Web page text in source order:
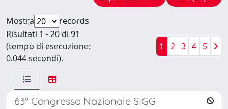
Mostra
records
Risultati 1 - 20 di 91
(tempo di esecuzione:
0.044 secondi).
1 2 3 4 5
63° Congresso Nazionale SIGG